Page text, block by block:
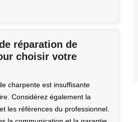
réparation de
choisir votre
charpente est insuffisante
Considérez également la
les références du professionnel.